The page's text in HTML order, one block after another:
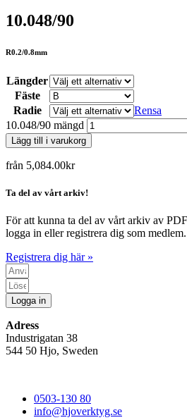
10.048/90
R0.2/0.8mm
Längder
Fäste
Radie
Rensa
10.048/90 mängd
Lägg till i varukorg
från 5,084.00kr
Ta del av vårt arkiv!
För att kunna ta del av vårt arkiv av
logga in eller registrera dig som medlem.
Registrera dig här »
Logga in
Adress
Industrigatan 38
544 50 Hjo, Sweden
0503-130 80
info@hjoverktyg.se